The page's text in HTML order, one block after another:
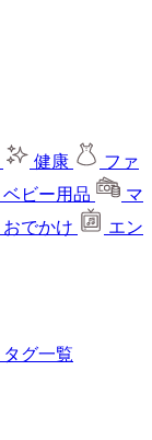
健康
ファ
ベビー用品
マ
おでかけ
エン
タグ一覧